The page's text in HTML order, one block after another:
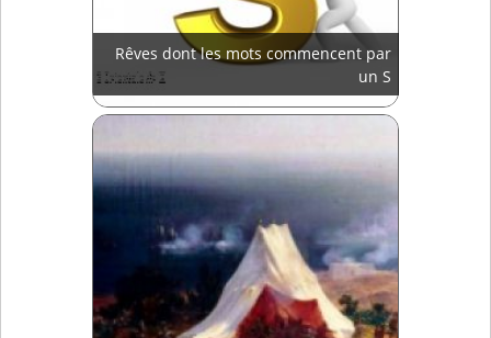
Rêves dont les mots commencent par
un S